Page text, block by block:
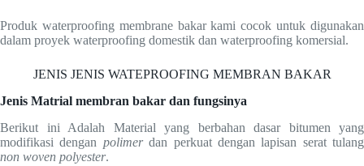
Produk waterproofing membrane bakar kami cocok untuk digunakan
dalam proyek waterproofing domestik dan waterproofing komersial.
JENIS JENIS WATEPROOFING MEMBRAN BAKAR
Jenis Matrial membran bakar dan fungsinya
Berikut ini Adalah Material yang berbahan dasar bitumen yang
modifikasi dengan polimerdan perkuat dengan lapisan serat tulang
non woven polyester.